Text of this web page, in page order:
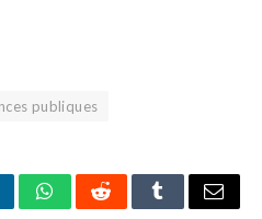
publiques
WhatsAppRedditTumblrEmail